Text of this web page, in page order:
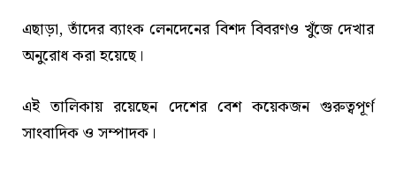
এছাড়া, তাঁদের ব্যাংক লেনদেনের বিশদ বিবরণও খুঁজে দেখার
অনুরোধ করা হয়েছে।
এই তালিকায় রয়েছেন দেশের বেশ কয়েকজন গুরুত্বপূর্ণ
সাংবাদিক ও সম্পাদক।